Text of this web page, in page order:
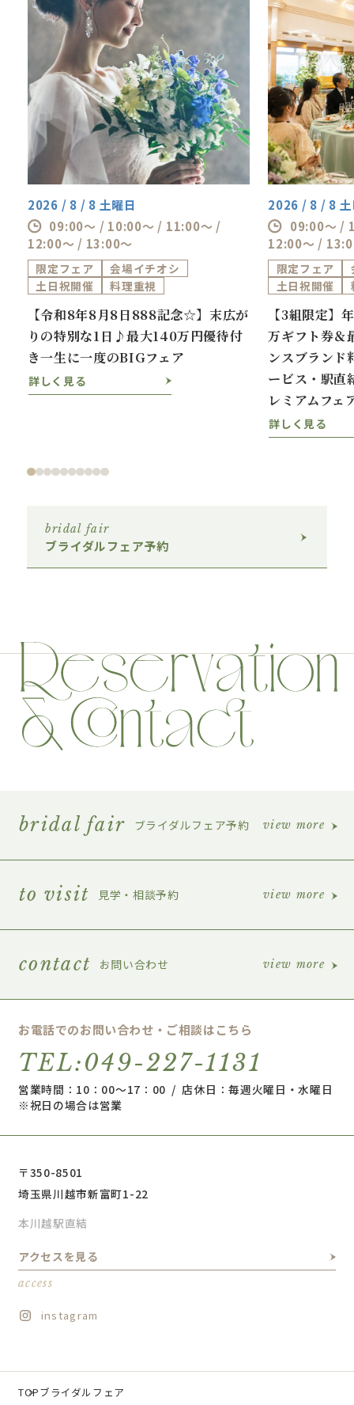
2026 / 8 / 8 土曜日
09:00～ / 10:00～ / 11:00～ /
12:00～ / 13:00～
限定フェア
会場イチオシ
土日祝開催
料理重視
【令和8年8月8日888記念☆】末広が
りの特別な1日♪最大140万円優待付
き一生に一度のBIGフェア
詳しく見る
2026 / 8 / 8
09:00～ /
12:00～ /
限定フェア
土日祝開催
【3組限定】
万ギフト券＆
ンスブランド
ービス・駅
レミアムフェ
詳しく見る
bridal fair
ブライダルフェア予約
bridal fair ブライダルフェア予約 view more
to visit 見学・相談予約 view more
contact お問い合わせ view more
お電話でのお問い合わせ・ご相談はこちら
TEL:049-227-1131
営業時間：10：00～17：00 / 店休日：毎週火曜日・水曜日
※祝日の場合は営業
〒350-8501
埼玉県川越市新富町1-22
本川越駅直結
アクセスを見る
access
instagram
TOPブライダルフェア